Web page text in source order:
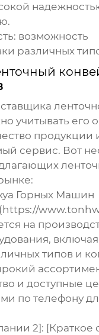
возможность
различных
учитывать его
продукции
сервис. Вот
Горных Машин
на
типов и
и доступные
по телефону
2]: [Краткое